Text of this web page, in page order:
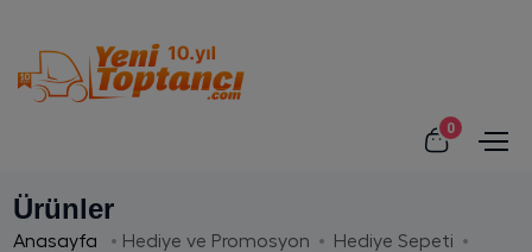
0
Ürünler
Anasayfa Hediye ve Promosyon
Hediye Sepeti